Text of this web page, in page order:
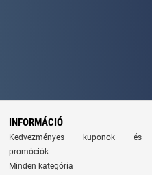
INFORMÁCIÓ
Kedvezményes kuponok és
promóciók
Minden kategória